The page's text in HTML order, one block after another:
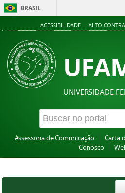
BRASIL
ACESSIBILIDADE ALTO
UNIVERSIDADE
Assessoria de Comunicação Carta
Conosco